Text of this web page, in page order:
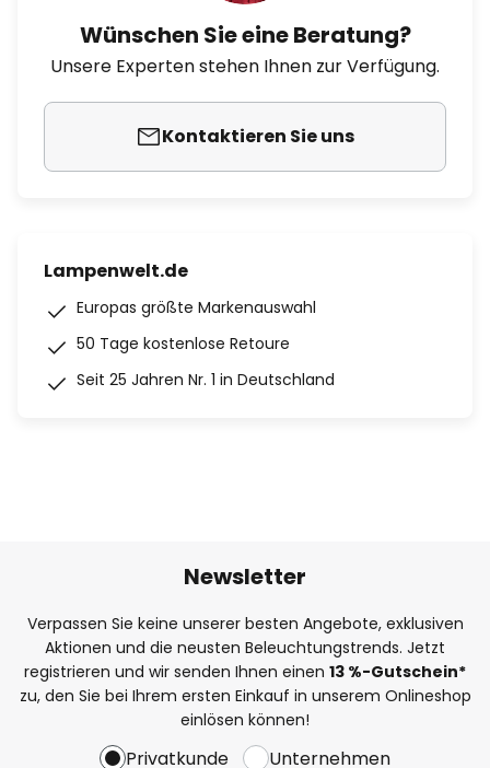
Wünschen Sie eine Beratung?
Unsere Experten stehen Ihnen zur Verfügung.
Kontaktieren Sie uns
Lampenwelt.de
Europas größte Markenauswahl
50 Tage kostenlose Retoure
Seit 25 Jahren Nr. 1 in Deutschland
Newsletter
Verpassen Sie keine unserer besten Angebote, exklusiven
Aktionen und die neusten Beleuchtungstrends. Jetzt
registrieren und wir senden Ihnen einen 13 %-Gutschein*
zu, den Sie bei Ihrem ersten Einkauf in unserem Onlineshop
einlösen können!
Privatkunde Unternehmen